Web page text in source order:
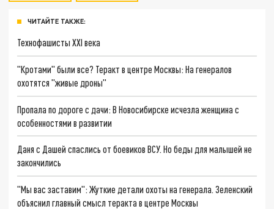
ЧИТАЙТЕ ТАКЖЕ:
Технофашисты XXI века
"Кротами" были все? Теракт в центре Москвы: На генералов
охотятся "живые дроны"
Пропала по дороге с дачи: В Новосибирске исчезла женщина с
особенностями в развитии
Даня с Дашей спаслись от боевиков ВСУ. Но беды для малышей не
закончились
"Мы вас заставим": Жуткие детали охоты на генерала. Зеленский
объяснил главный смысл теракта в центре Москвы